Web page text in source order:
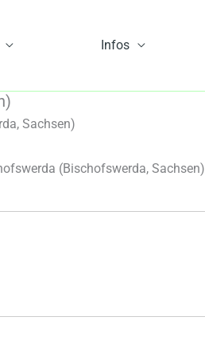
Infos
Sachsen)
(Bischofswerda, Sachsen)